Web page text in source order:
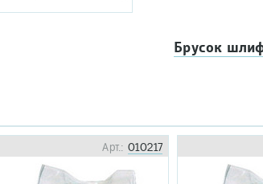
Брусок
Арт.: 010217